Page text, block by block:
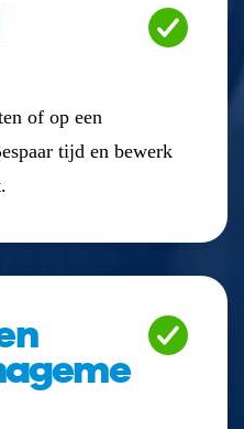
of op een
tijd en bewerk